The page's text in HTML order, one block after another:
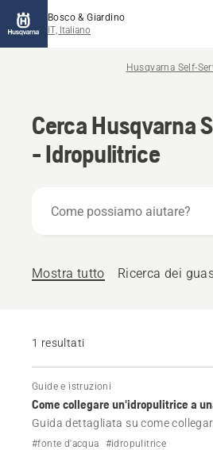
Bosco & Giardino
IT, Italiano
Husqvarna Self-
Cerca Husqvarna
- Idropulitrice
possiamo
Mostra tutto Ricerca dei
1 resultati
Guide e istruzioni
Come collegare un'idropulitrice a
Guida dettagliata su come
Husqvarna alla rete idrica o a una
#fonte d'acqua #idropulitrice